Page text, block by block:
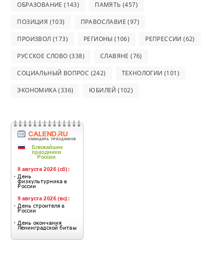
ОБРАЗОВАНИЕ (143) ПАМЯТЬ (457)
ПОЗИЦИЯ (103) ПРАВОСЛАВИЕ (97)
ПРОИЗВОЛ (173) РЕГИОНЫ (106) РЕПРЕССИИ (62)
РУССКОЕ СЛОВО (338) СЛАВЯНЕ (76)
СОЦИАЛЬНЫЙ ВОПРОС (242) ТЕХНОЛОГИИ (101)
ЭКОНОМИКА(336) ЮБИЛЕЙ (102)